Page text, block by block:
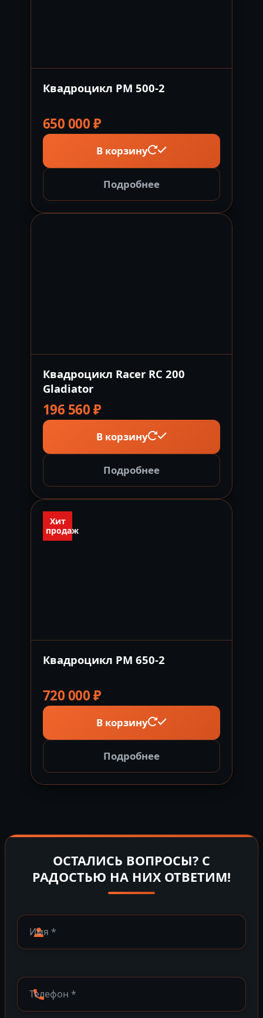
Квадроцикл РМ 500-2
650 000₽
В корзину
Подробнее
Квадроцикл Racer RC 200
Gladiator
196 560₽
В корзину
Подробнее
Хит
продаж
Квадроцикл РМ 650-2
720 000₽
В корзину
Подробнее
ОСТАЛИСЬ ВОПРОСЫ? С
РАДОСТЬЮ НА НИХ ОТВЕТИМ!